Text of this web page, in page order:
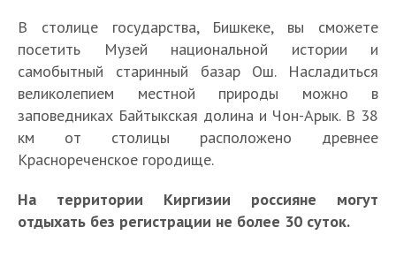
В столице государства, Бишкеке, вы сможете
посетить Музей национальной истории и
самобытный старинный базар Ош. Насладиться
великолепием местной природы можно в
заповедниках Байтыкская долина и Чон-Арык. В 38
км от столицы расположено древнее
Краснореченское городище.
На территории Киргизии россияне могут
отдыхать без регистрации не более 30 суток.